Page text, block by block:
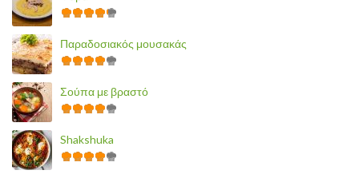
Παραδοσιακός μουσακάς
Σούπα με βραστό
Shakshuka